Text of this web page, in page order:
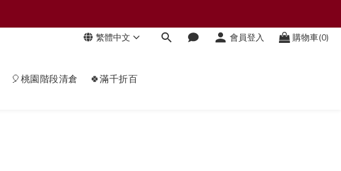
繁體中文
會員登入 購物車(0)
🎈桃園階段清倉 🍀滿千折百